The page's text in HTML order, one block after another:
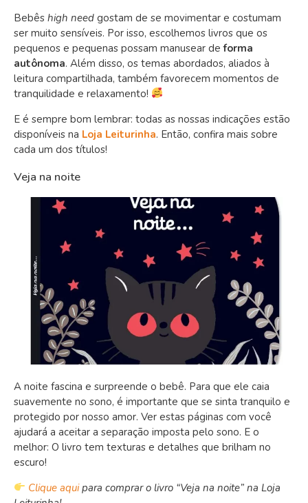
Bebês high need gostam de se movimentar e costumam
ser muito sensíveis. Por isso, escolhemos livros que os
pequenos e pequenas possam manusear de forma
autônoma. Além disso, os temas abordados, aliados à
leitura compartilhada, também favorecem momentos de
tranquilidade e relaxamento!
E é sempre bom lembrar: todas as nossas indicações estão
disponíveis na Loja Leiturinha. Então, confira mais sobre
cada um dos títulos!
Veja na noite
A noite fascina e surpreende o bebê. Para que ele caia
suavemente no sono, é importante que se sinta tranquilo e
protegido por nosso amor. Ver estas páginas com você
ajudará a aceitar a separação imposta pelo sono. E o
melhor: O livro tem texturas e detalhes que brilham no
escuro!
Clique aquipara comprar o livro “Veja na noite” na Loja